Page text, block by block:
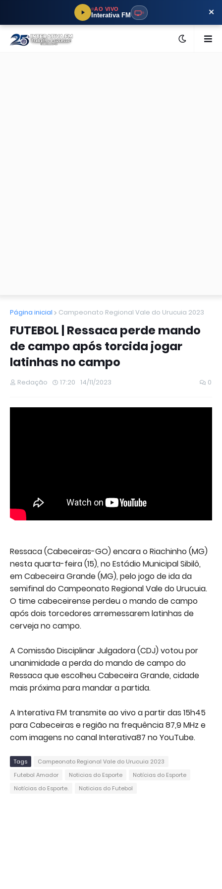
AO VIVO
Interativa FM ×
Página inicial Campeonato Regional Vale do Urucuia 2023
FUTEBOL | Ressaca perde mando
de campo após torcida jogar
latinhas no campo
Redação 17:20 14/11/2023 0
Ressaca (Cabeceiras-GO) encara o Riachinho (MG)
nesta quarta-feira (15), no Estádio Municipal Sibilô,
em Cabeceira Grande (MG), pelo jogo de ida da
semifinal do Campeonato Regional Vale do Urucuia.
O time cabeceirense perdeu o mando de campo
após dois torcedores arremessarem latinhas de
cerveja no campo.
A Comissão Disciplinar Julgadora (CDJ) votou por
unanimidade a perda do mando de campo do
Ressaca que escolheu Cabeceira Grande, cidade
mais próxima para mandar a partida.
A Interativa FM transmite ao vivo a partir das 15h45
para Cabeceiras e região na frequência 87,9 MHz e
com imagens no canal Interativa87 no YouTube.
Tags
Campeonato Regional Vale do Urucuia 2023
Futebol Amador
Noticias do Esporte
Notícias do Esporte
Notícias do Esporte.
Noticias do Futebol